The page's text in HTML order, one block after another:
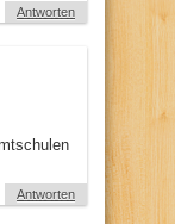
Antworten
Antworten